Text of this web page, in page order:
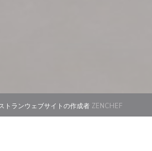
ランウェブサイトの作成者 ZENCHEF((新しい